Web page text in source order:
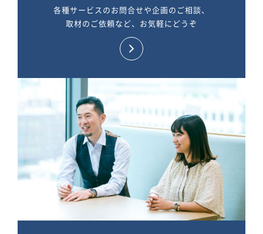
各種サービスのお問合せや企画のご相談、
取材のご依頼など、お気軽にどうぞ